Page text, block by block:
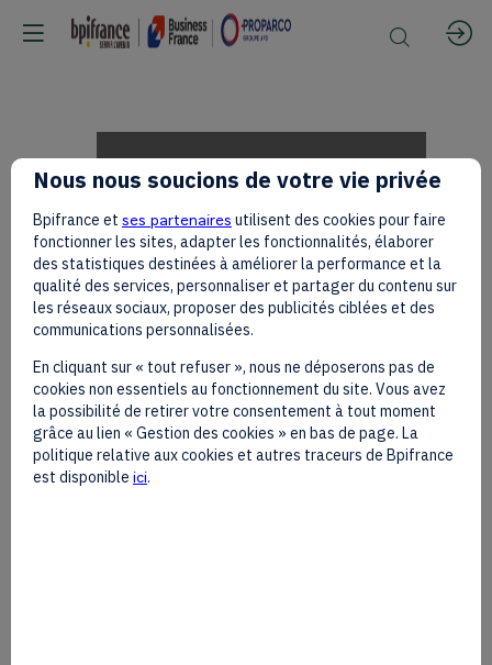
Souveraineté
alimentaire
:
structurer
Nous nous soucions de votre vie privée
Bpifrance et ses partenaires utilisent des cookies pour faire
fonctionner les sites, adapter les fonctionnalités, élaborer
des statistiques destinées à améliorer la performance et la
qualité des services, personnaliser et partager du contenu sur
les réseaux sociaux, proposer des publicités ciblées et des
communications personnalisées.
En cliquant sur « tout refuser », nous ne déposerons pas de
cookies non essentiels au fonctionnement du site. Vous avez
la possibilité de retirer votre consentement à tout moment
grâce au lien « Gestion des cookies » en bas de page. La
politique relative aux cookies et autres traceurs de Bpifrance
est disponible ici.